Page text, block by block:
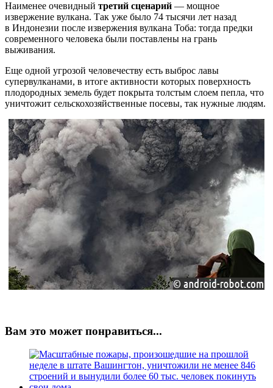
Наименее очевидный третий сценарий — мощное
извержение вулкана. Так уже было 74 тысячи лет назад
в Индонезии после извержения вулкана Тоба: тогда предки
современного человека были поставлены на грань
выживания.
Еще одной угрозой человечеству есть выброс лавы
супервулканами, в итоге активности которых поверхность
плодородных земель будет покрыта толстым слоем пепла, что
уничтожит сельскохозяйственные посевы, так нужные людям.
Вам это может понравиться...